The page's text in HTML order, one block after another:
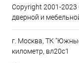
Copyright 2001-2023
дверной и
г. Москва, ТК
километр, вл20с1